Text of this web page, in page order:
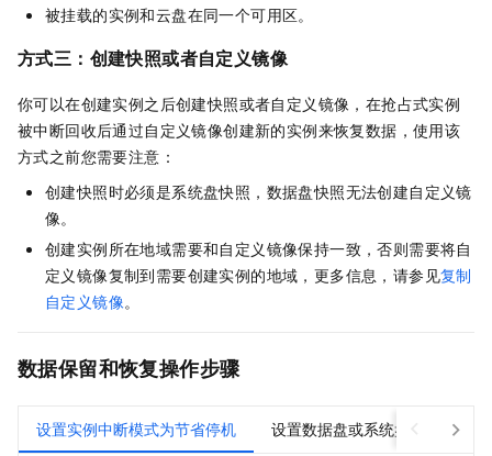
被挂载的实例和云盘在同一个可用区。
方式三：创建快照或者自定义镜像
你可以在创建实例之后创建快照或者自定义镜像，在抢占式实例
被中断回收后通过自定义镜像创建新的实例来恢复数据，使用该
方式之前您需要注意：
创建快照时必须是系统盘快照，数据盘快照无法创建自定义镜
像。
创建实例所在地域需要和自定义镜像保持一致，否则需要将自
定义镜像复制到需要创建实例的地域，更多信息，请参见复制
自定义镜像。
数据保留和恢复操作步骤
设置实例中断模式为节省停机 设置数据盘或系统盘不随实例释